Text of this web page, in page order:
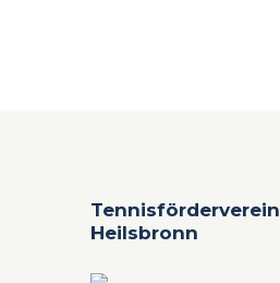
Tennisförderverein
Heilsbronn